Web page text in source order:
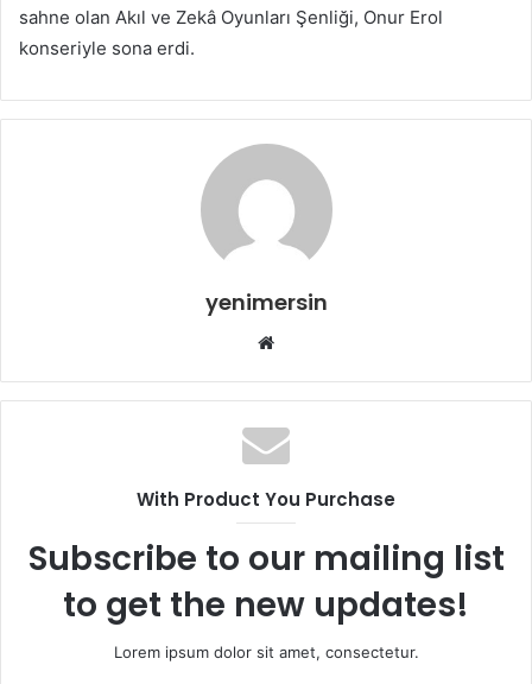
sahne olan Akıl ve Zekâ Oyunları Şenliği, Onur Erol
konseriyle sona erdi.
yenimersin
Web
With Product You Purchase
Subscribe to our mailing list
to get the new updates!
Lorem ipsum dolor sit amet, consectetur.